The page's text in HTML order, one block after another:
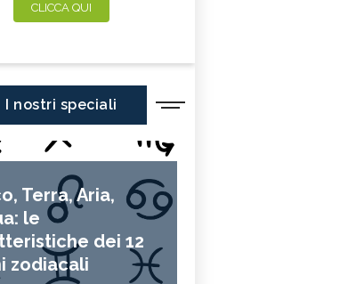
CLICCA QUI
I nostri speciali
Terra, Aria,
le
dei 12
zodiacali